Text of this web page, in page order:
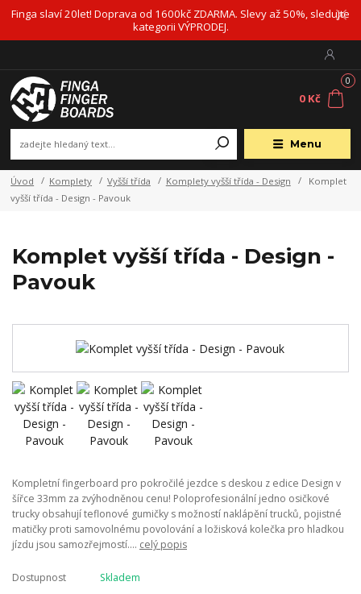
Finga slaví 20let! Doprava od 1600kč ZDARMA. Slevy až 50%, sledujte
kategorii VÝPRODEJ.
Menu
0
0 Kč
Úvod Komplety Vyšší třída Komplety vyšší třída - Design
Komplet
vyšší třída - Design - Pavouk
Komplet vyšší třída - Design -
Pavouk
Kompletní fingerboard pro pokročilé jezdce s deskou z edice Design v
šířce 33mm za zvýhodněnou cenu! Poloprofesionální jedno osičkové
trucky obsahují teflonové gumičky s možností naklápění trucků, pojistné
matičky proti samovolnému povolování a ložisková kolečka pro hladkou
jízdu jsou samozřejmostí.... celý popis
Dostupnost
Skladem